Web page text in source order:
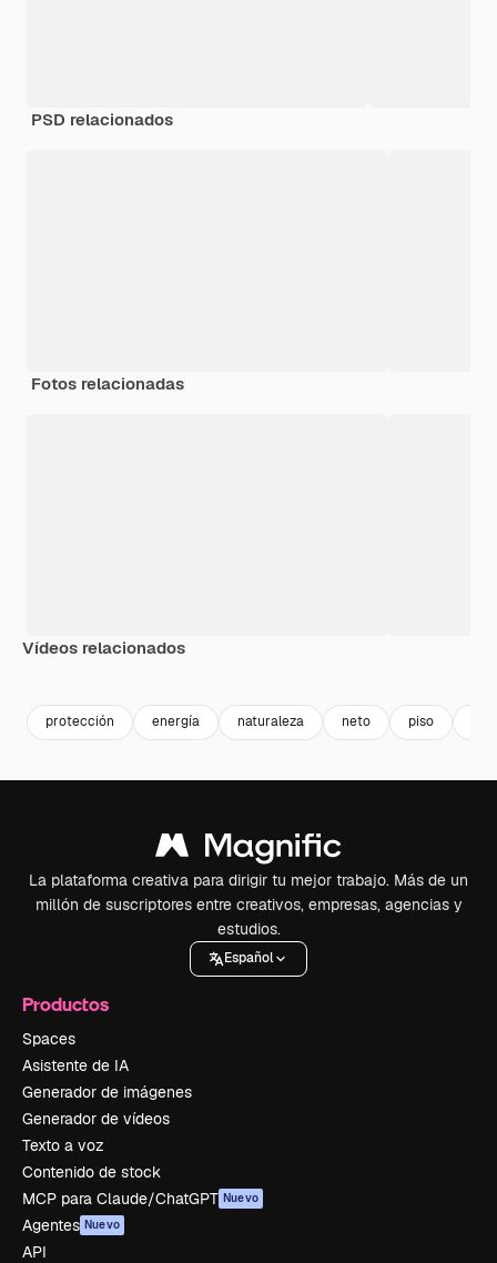
PSD relacionados
Fotos relacionadas
Vídeos relacionados
protección energía naturaleza neto piso
La plataforma creativa para dirigir tu mejor trabajo. Más de un
millón de suscriptores entre creativos, empresas, agencias y
estudios.
Español
Productos
Spaces
Asistente de IA
Generador de imágenes
Generador de vídeos
Texto a voz
Contenido de stock
MCP para Claude/ChatGPT Nuevo
Agentes Nuevo
API